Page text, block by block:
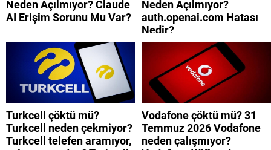
Neden Açılmıyor? Claude
AI Erişim Sorunu Mu Var?
Neden Açılmıyor?
auth.openai.com Hatası
Nedir?
Turkcell çöktü mü?
Turkcell neden çekmiyor?
Turkcell telefen aramıyor,
Vodafone çöktü mü? 31
Temmuz 2026 Vodafone
neden çalışmıyor?